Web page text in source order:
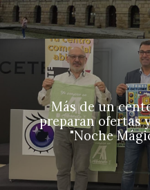
Más de un
preparan ofertas
"Noche